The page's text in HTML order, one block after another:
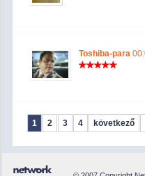
Toshiba-para
1 2 3 4 következő